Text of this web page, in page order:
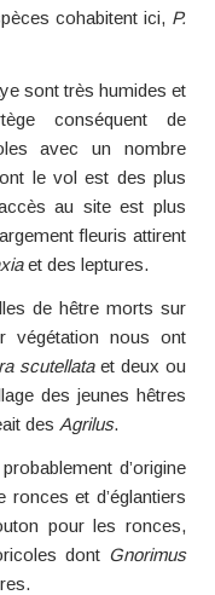
cohabitent ici, P.
sont très humides et
conséquent de
avec un nombre
le vol est des plus
au site est plus
fleuris attirent
et des leptures.
de hêtre morts sur
végétation nous ont
scutellataet deux ou
des jeunes hêtres
des Agrilus.
d’origine
ronces et d’églantiers
pour les ronces,
dont Gnorimus